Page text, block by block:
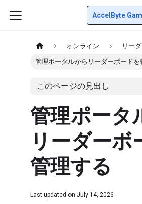
AccelByte
オンライン リー
管理ポータルからリーダーボードを
このページの見出し
管理ポータ
リーダーボ
管理する
Last updated on July 14, 2026